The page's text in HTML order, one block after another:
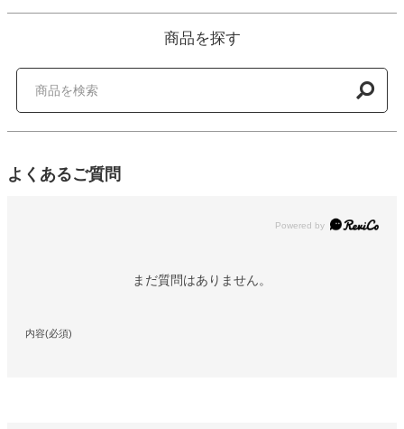
商品を探す
よくあるご質問
Powered by
まだ質問はありません。
内容(必須)